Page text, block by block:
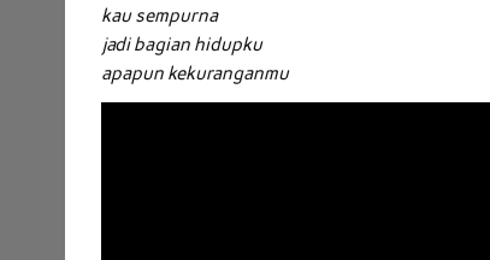
kau sempurna
jadi bagian hidupku
apapun kekuranganmu